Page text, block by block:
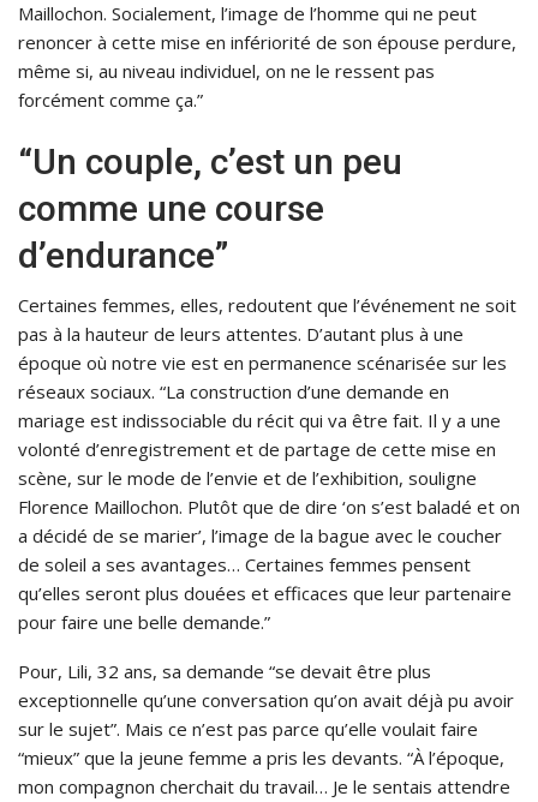
Maillochon. Socialement, l’image de l’homme qui ne peut
renoncer à cette mise en infériorité de son épouse perdure,
même si, au niveau individuel, on ne le ressent pas
forcément comme ça.”
“Un couple, c’est un peu
comme une course
d’endurance”
Certaines femmes, elles, redoutent que l’événement ne soit
pas à la hauteur de leurs attentes. D’autant plus à une
époque où notre vie est en permanence scénarisée sur les
réseaux sociaux. “La construction d’une demande en
mariage est indissociable du récit qui va être fait. Il y a une
volonté d’enregistrement et de partage de cette mise en
scène, sur le mode de l’envie et de l’exhibition, souligne
Florence Maillochon. Plutôt que de dire ‘on s’est baladé et on
a décidé de se marier’, l’image de la bague avec le coucher
de soleil a ses avantages… Certaines femmes pensent
qu’elles seront plus douées et efficaces que leur partenaire
pour faire une belle demande.”
Pour, Lili, 32 ans, sa demande “se devait être plus
exceptionnelle qu’une conversation qu’on avait déjà pu avoir
sur le sujet”. Mais ce n’est pas parce qu’elle voulait faire
“mieux” que la jeune femme a pris les devants. “À l’époque,
mon compagnon cherchait du travail… Je le sentais attendre